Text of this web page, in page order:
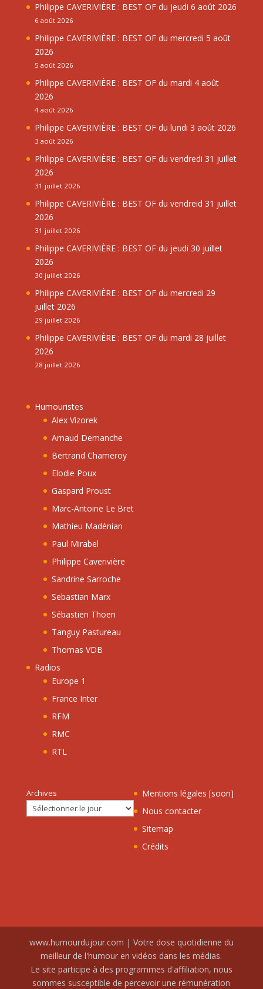
Philippe CAVERIVIÈRE : BEST OF du jeudi 6 août 2026
6 août 2026
Philippe CAVERIVIÈRE : BEST OF du mercredi 5 août
2026
5 août 2026
Philippe CAVERIVIÈRE : BEST OF du mardi 4 août
2026
4 août 2026
Philippe CAVERIVIÈRE : BEST OF du lundi 3 août 2026
3 août 2026
Philippe CAVERIVIÈRE : BEST OF du vendredi 31 juillet
2026
31 juillet 2026
Philippe CAVERIVIÈRE : BEST OF du vendreid 31 juillet
2026
31 juillet 2026
Philippe CAVERIVIÈRE : BEST OF du jeudi 30 juillet
2026
30 juillet 2026
Philippe CAVERIVIÈRE : BEST OF du mercredi 29
juillet 2026
29 juillet 2026
Philippe CAVERIVIÈRE : BEST OF du mardi 28 juillet
2026
28 juillet 2026
Humouristes
Alex Vizorek
Arnaud Demanche
Bertrand Chameroy
Elodie Poux
Gaspard Proust
Marc-Antoine Le Bret
Mathieu Madénian
Paul Mirabel
Philippe Caverivière
Sandrine Sarroche
Sebastian Marx
Sébastien Thoen
Tanguy Pastureau
Thomas VDB
Radios
Europe 1
France Inter
RFM
RMC
RTL
Archives
Mentions légales [soon]
Nous contacter
Sitemap
Crédits
www.humourdujour.com | Votre dose quotidienne du
meilleur de l'humour en vidéos dans les médias.
Le site participe à des programmes d'affiliation, nous
sommes susceptible de percevoir une rémunération